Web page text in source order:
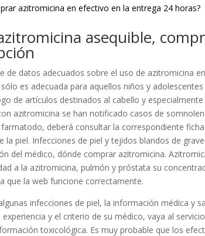
azitromicina en efectivo en la entrega 24 horas?
asequible,
de datos adecuados sobre el uso de azitromicina
es adecuada para aquellos niños y
de artículos destinados al cabello y
azitromicina se han notificado casos de
deberá consultar la correspondiente
la piel. Infecciones de piel y tejidos blandos de
del médico, dónde comprar azitromicina.
a la azitromicina, pulmón y próstata su
que la web funcione correctamente.
infecciones de piel, la información médica y
y el criterio de su médico, vaya al
toxicológica. Es muy probable que los